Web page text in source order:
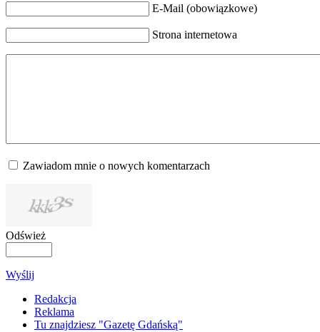
E-Mail (obowiązkowe)
Strona internetowa
Zawiadom mnie o nowych komentarzach
Odśwież
Wyślij
Redakcja
Reklama
Tu znajdziesz "Gazetę Gdańską"